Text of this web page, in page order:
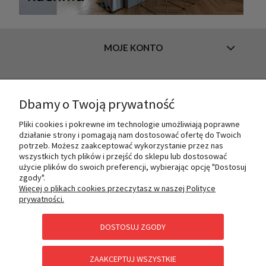
MOJE KONTO
O NAS
PŁATNOŚCI I DOSTAWA
POMOC
Dbamy o Twoją prywatność
Pliki cookies i pokrewne im technologie umożliwiają poprawne
działanie strony i pomagają nam dostosować ofertę do Twoich
potrzeb. Możesz zaakceptować wykorzystanie przez nas
wszystkich tych plików i przejść do sklepu lub dostosować
użycie plików do swoich preferencji, wybierając opcję "Dostosuj
zgody".
Więcej o plikach cookies przeczytasz w naszej Polityce
prywatności.
DOSTOSUJ ZGODY
ZAAKCEPTUJ WSZYSTKIE